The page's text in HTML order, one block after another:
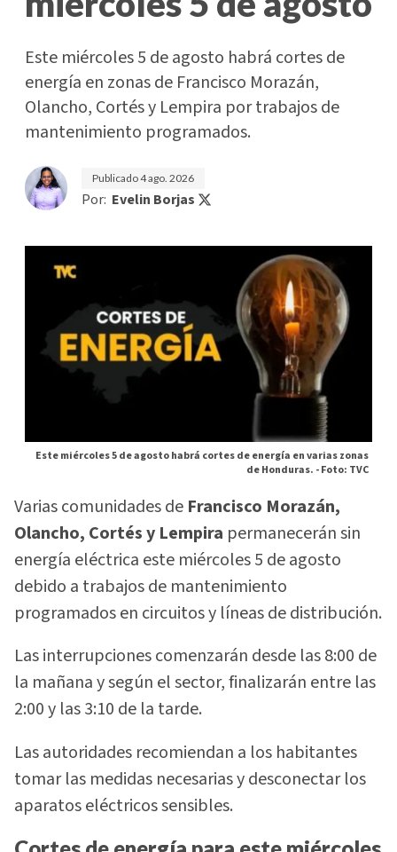
Este miércoles 5 de agosto habrá cortes de
energía en zonas de Francisco Morazán,
Olancho, Cortés y Lempira por trabajos de
mantenimiento programados.
Publicado4 ago. 2026
Por: Evelin Borjas
Este miércoles 5 de agosto habrá cortes de energía en varias zonas
de Honduras. -Foto: TVC
Varias comunidades de Francisco Morazán,
Olancho, Cortés y Lempira permanecerán sin
energía eléctrica este miércoles 5 de agosto
debido a trabajos de mantenimiento
programados en circuitos y líneas de distribución.
Las interrupciones comenzarán desde las 8:00 de
la mañana y según el sector, finalizarán entre las
2:00 y las 3:10 de la tarde.
Las autoridades recomiendan a los habitantes
tomar las medidas necesarias y desconectar los
aparatos eléctricos sensibles.